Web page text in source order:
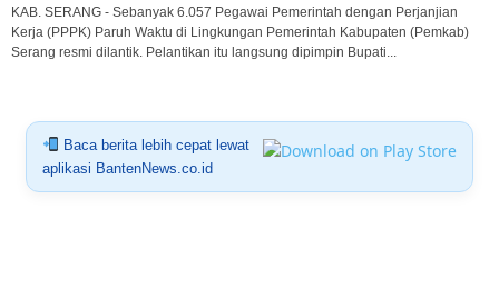
KAB. SERANG - Sebanyak 6.057 Pegawai Pemerintah dengan Perjanjian
Kerja (PPPK) Paruh Waktu di Lingkungan Pemerintah Kabupaten (Pemkab)
Serang resmi dilantik. Pelantikan itu langsung dipimpin Bupati...
Baca berita lebih cepat lewat
aplikasi BantenNews.co.id